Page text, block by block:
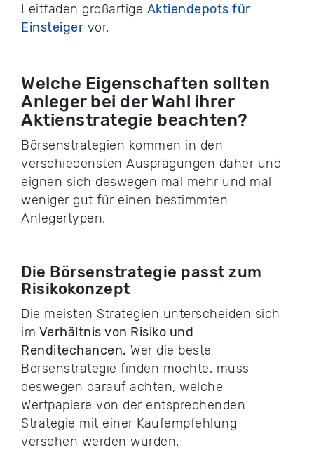
Leitfaden großartige Aktiendepots für
Einsteiger vor.
Welche Eigenschaften sollten
Anleger bei der Wahl ihrer
Aktienstrategie beachten?
Börsenstrategien kommen in den
verschiedensten Ausprägungen daher und
eignen sich deswegen mal mehr und mal
weniger gut für einen bestimmten
Anlegertypen.
Die Börsenstrategie passt zum
Risikokonzept
Die meisten Strategien unterscheiden sich
im Verhältnis von Risiko und
Renditechancen. Wer die beste
Börsenstrategie finden möchte, muss
deswegen darauf achten, welche
Wertpapiere von der entsprechenden
Strategie mit einer Kaufempfehlung
versehen werden würden.